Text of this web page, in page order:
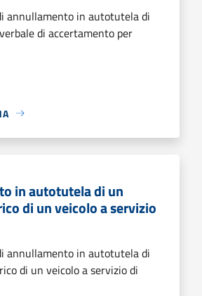
annullamento in autotutela di
di accertamento per
in autotutela di un
di un veicolo a servizio
annullamento in autotutela di
di un veicolo a servizio di